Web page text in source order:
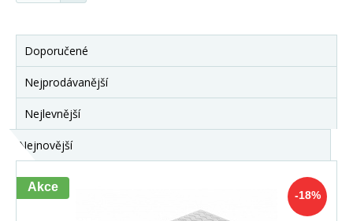
Doporučené
Nejprodávanější
Nejlevnější
Nejnovější
-18%
Akce